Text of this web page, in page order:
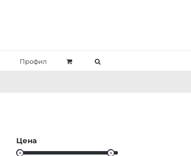
Профил
Цена